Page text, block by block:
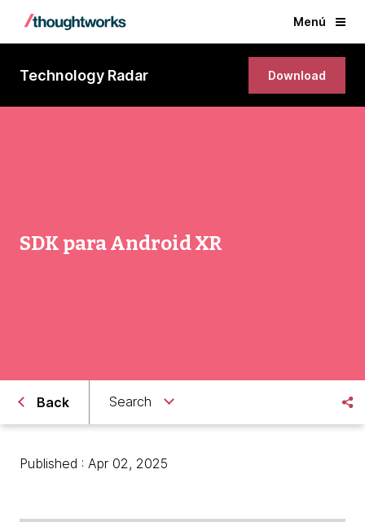
Menú
Technology Radar Download
SDK para Android XR
Back Search
Published : Apr 02, 2025